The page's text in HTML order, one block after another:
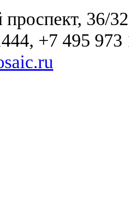
проспект, 36/
+7 495 973